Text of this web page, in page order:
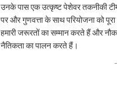
उनके पास एक उत्कृष्ट पेशेवर तकनीकी
पर और गुणवत्ता के साथ परियोजना को
हमारी जरूरतों का सम्मान करते हैं और
नैतिकता का पालन करते हैं।